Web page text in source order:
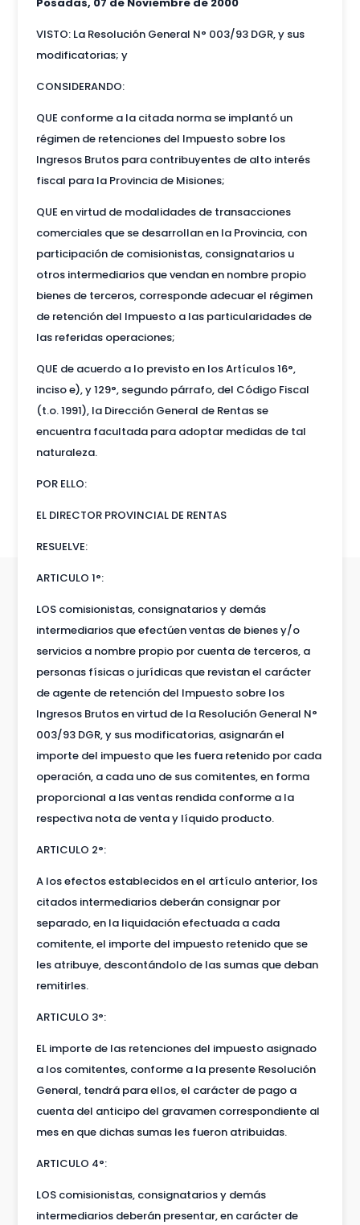
VISTO: La Resolución General N° 003/93 DGR, y sus
modificatorias; y
CONSIDERANDO:
QUE conforme a la citada norma se implantó un
régimen de retenciones del Impuesto sobre los
Ingresos Brutos para contribuyentes de alto interés
fiscal para la Provincia de Misiones;
QUE en virtud de modalidades de transacciones
comerciales que se desarrollan en la Provincia, con
participación de comisionistas, consignatarios u
otros intermediarios que vendan en nombre propio
bienes de terceros, corresponde adecuar el régimen
de retención del Impuesto a las particularidades de
las referidas operaciones;
QUE de acuerdo a lo previsto en los Artículos 16°,
inciso e), y 129°, segundo párrafo, del Código Fiscal
(t.o. 1991), la Dirección General de Rentas se
encuentra facultada para adoptar medidas de tal
naturaleza.
POR ELLO:
EL DIRECTOR PROVINCIAL DE RENTAS
RESUELVE:
ARTICULO 1°:
LOS comisionistas, consignatarios y demás
intermediarios que efectúen ventas de bienes y/o
servicios a nombre propio por cuenta de terceros, a
personas físicas o jurídicas que revistan el carácter
de agente de retención del Impuesto sobre los
Ingresos Brutos en virtud de la Resolución General N°
003/93 DGR, y sus modificatorias, asignarán el
importe del impuesto que les fuera retenido por cada
operación, a cada uno de sus comitentes, en forma
proporcional a las ventas rendida conforme a la
respectiva nota de venta y líquido producto.
ARTICULO 2°:
A los efectos establecidos en el artículo anterior, los
citados intermediarios deberán consignar por
separado, en la liquidación efectuada a cada
comitente, el importe del impuesto retenido que se
les atribuye, descontándolo de las sumas que deban
remitirles.
ARTICULO 3°:
EL importe de las retenciones del impuesto asignado
a los comitentes, conforme a la presente Resolución
General, tendrá para ellos, el carácter de pago a
cuenta del anticipo del gravamen correspondiente al
mes en que dichas sumas les fueron atribuidas.
ARTICULO 4°:
LOS comisionistas, consignatarios y demás
intermediarios deberán presentar, en carácter de